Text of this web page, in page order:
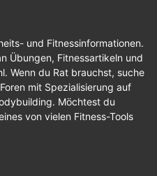
und Fitnessinformationen.
Übungen, Fitnessartikeln und
Wenn du Rat brauchst, suche
mit Spezialisierung auf
Möchtest du
von vielen Fitness-Tools